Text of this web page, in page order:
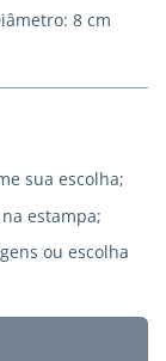
8 cm
sua escolha;
estampa;
ou escolha